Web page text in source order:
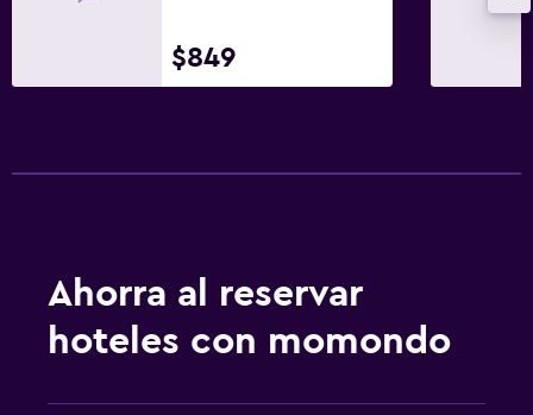
$849
Ahorra al reservar
hoteles con momondo